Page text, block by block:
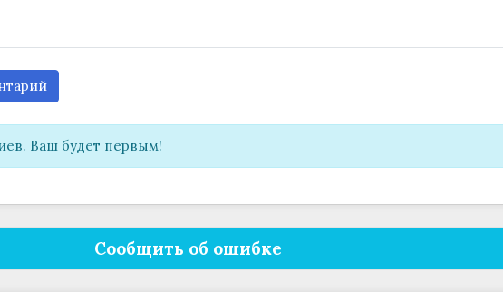
Ваш будет первым!
Сообщить об ошибке